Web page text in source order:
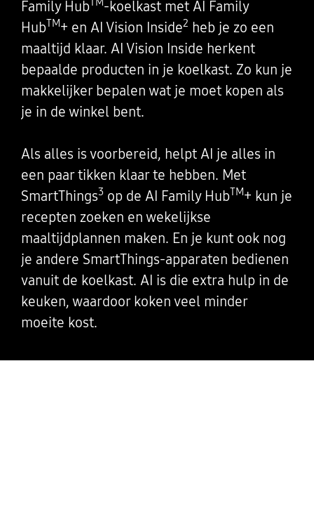
Family Hub
-koelkast met AI Family
HubTM+ en AI Vision Inside2 heb je zo een
maaltijd klaar. AI Vision Inside herkent
bepaalde producten in je koelkast. Zo kun je
makkelijker bepalen wat je moet kopen als
je in de winkel bent.
Als alles is voorbereid, helpt AI je alles in
een paar tikken klaar te hebben. Met
SmartThings3 op de AI Family HubTM+ kun je
recepten zoeken en wekelijkse
maaltijdplannen maken. En je kunt ook nog
je andere SmartThings-apparaten bedienen
vanuit de koelkast. AI is die extra hulp in de
keuken, waardoor koken veel minder
moeite kost.